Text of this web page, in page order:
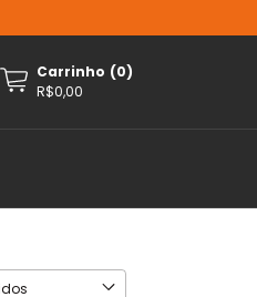
Carrinho (0)
R$0,00